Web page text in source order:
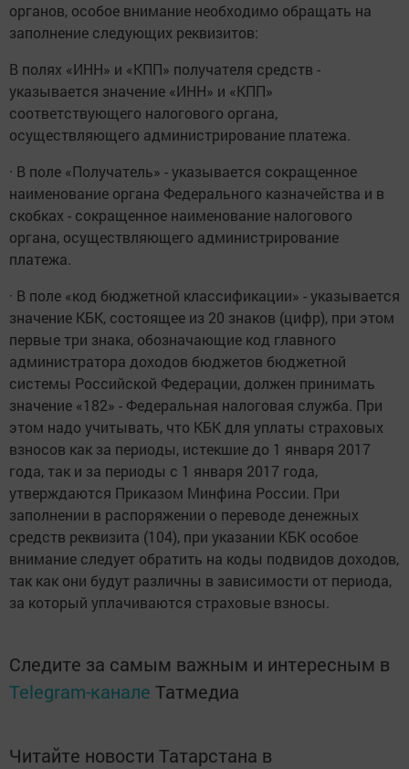
органов, особое внимание необходимо обращать на
заполнение следующих реквизитов:
В полях «ИНН» и «КПП» получателя средств -
указывается значение «ИНН» и «КПП»
соответствующего налогового органа,
осуществляющего администрирование платежа.
· В поле «Получатель» - указывается сокращенное
наименование органа Федерального казначейства и в
скобках - сокращенное наименование налогового
органа, осуществляющего администрирование
платежа.
· В поле «код бюджетной классификации» - указывается
значение КБК, состоящее из 20 знаков (цифр), при этом
первые три знака, обозначающие код главного
администратора доходов бюджетов бюджетной
системы Российской Федерации, должен принимать
значение «182» - Федеральная налоговая служба. При
этом надо учитывать, что КБК для уплаты страховых
взносов как за периоды, истекшие до 1 января 2017
года, так и за периоды с 1 января 2017 года,
утверждаются Приказом Минфина России. При
заполнении в распоряжении о переводе денежных
средств реквизита (104), при указании КБК особое
внимание следует обратить на коды подвидов доходов,
так как они будут различны в зависимости от периода,
за который уплачиваются страховые взносы.
Следите за самым важным и интересным в
Telegram-канале Татмедиа
Читайте новости Татарстана в